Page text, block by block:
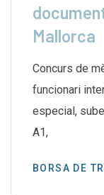
Mallorca
Concurs de
funcionari
especial,
A1,
BORSA DE